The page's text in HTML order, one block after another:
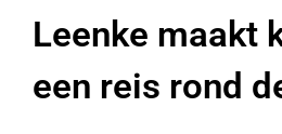
Leenke maakt
een reis rond